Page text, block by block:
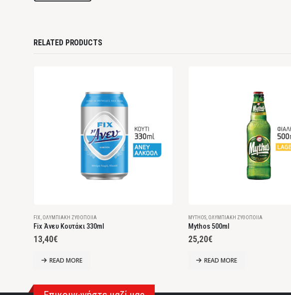
RELATED PRODUCTS
FIX ΟΛΥΜΠΙΑΚΉ ΖΥΘΟΠΟΙΊΑ
Fix Άνευ Κουτάκι 330ml
13,40€
READ MORE
MYTHOS ΟΛΥΜΠΙΑΚΉ ΖΥΘΟΠΟΙΊΑ
Mythos 500ml
25,20€
READ MORE